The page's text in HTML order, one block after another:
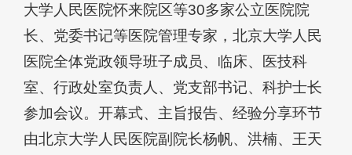
大学人民医院怀来院区等30多家公立医院院
长、党委书记等医院管理专家，北京大学人民
医院全体党政领导班子成员、临床、医技科
室、行政处室负责人、党支部书记、科护士长
参加会议。开幕式、主旨报告、经验分享环节
由北京大学人民医院副院长杨帆、洪楠、王天